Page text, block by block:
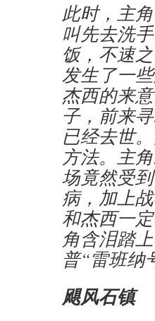
此时，主
叫先去洗
饭，不速
发生了一
杰西的来
子，前来
已经去世
方法。主
场竟然受
病，加上
和杰西一
角含泪踏
普“雷班纳
飓风石镇